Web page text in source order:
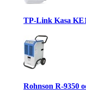
TP-Link Kasa
Rohnson R-9350